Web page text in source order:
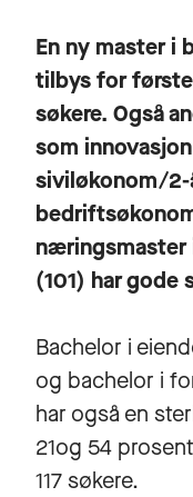
En ny master i
tilbys for første
søkere. Også
som
siviløkonom/2-
næringsmaster
(101) har gode
Bachelor i
og bachelor i
har også en
21og 54
117 søkere.